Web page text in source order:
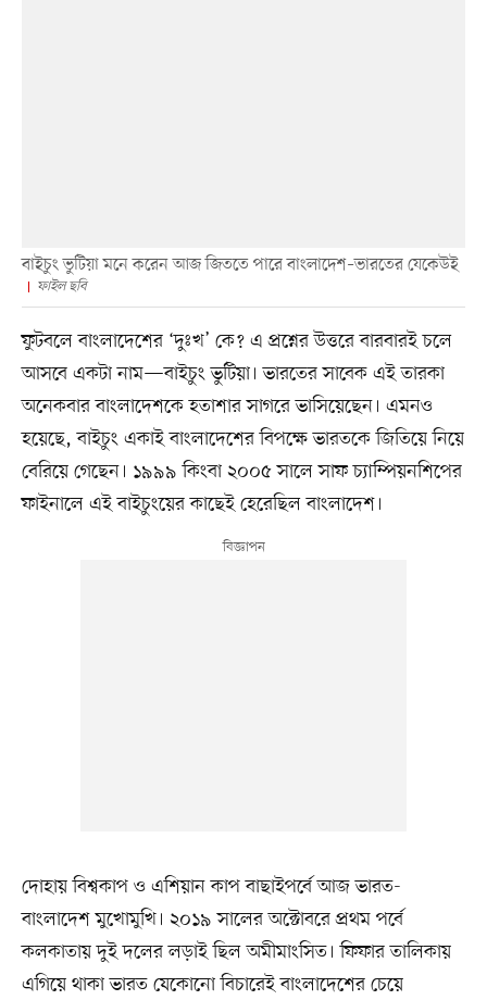
বাইচুং ভুটিয়া মনে করেন আজ জিততে পারে বাংলাদেশ–ভারতের যেকেউই
ফাইল ছবি
ফুটবলে বাংলাদেশের ‘দুঃখ’ কে? এ প্রশ্নের উত্তরে বারবারই চলে
আসবে একটা নাম—বাইচুং ভুটিয়া। ভারতের সাবেক এই তারকা
অনেকবার বাংলাদেশকে হতাশার সাগরে ভাসিয়েছেন। এমনও
হয়েছে, বাইচুং একাই বাংলাদেশের বিপক্ষে ভারতকে জিতিয়ে নিয়ে
বেরিয়ে গেছেন। ১৯৯৯ কিংবা ২০০৫ সালে সাফ চ্যাম্পিয়নশিপের
ফাইনালে এই বাইচুংয়ের কাছেই হেরেছিল বাংলাদেশ।
দোহায় বিশ্বকাপ ও এশিয়ান কাপ বাছাইপর্বে আজ ভারত-
বাংলাদেশ মুখোমুখি। ২০১৯ সালের অক্টোবরে প্রথম পর্বে
কলকাতায় দুই দলের লড়াই ছিল অমীমাংসিত। ফিফার তালিকায়
এগিয়ে থাকা ভারত যেকোনো বিচারেই বাংলাদেশের চেয়ে